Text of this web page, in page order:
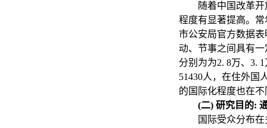
随着中国改革
程度有显著提高。
市公安局官方数据
动、节事之间具有
分别为为2. 8万、3.
51430人，在住外国
的国际化程度也在
(二) 研究目的:
国际受众分布